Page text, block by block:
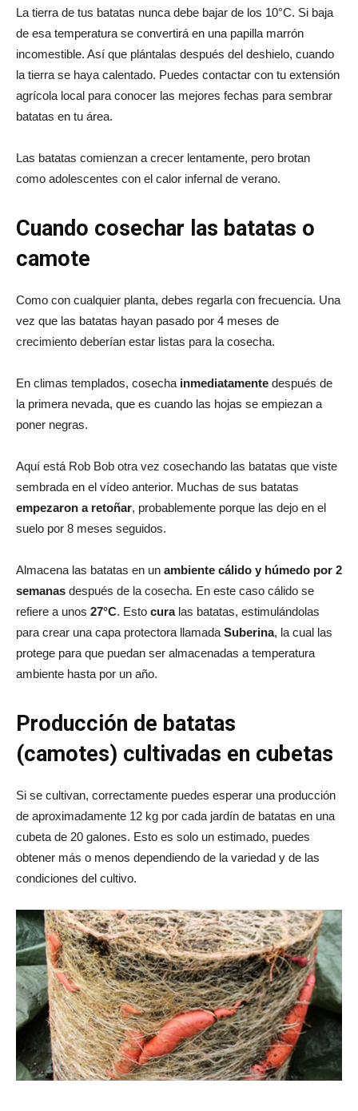
La tierra de tus batatas nunca debe bajar de los 10°C. Si baja
de esa temperatura se convertirá en una papilla marrón
incomestible. Así que plántalas después del deshielo, cuando
la tierra se haya calentado. Puedes contactar con tu extensión
agrícola local para conocer las mejores fechas para sembrar
batatas en tu área.
Las batatas comienzan a crecer lentamente, pero brotan
como adolescentes con el calor infernal de verano.
Cuando cosechar las batatas o
camote
Como con cualquier planta, debes regarla con frecuencia. Una
vez que las batatas hayan pasado por 4 meses de
crecimiento deberían estar listas para la cosecha.
En climas templados, cosecha inmediatamente después de
la primera nevada, que es cuando las hojas se empiezan a
poner negras.
Aquí está Rob Bob otra vez cosechando las batatas que viste
sembrada en el vídeo anterior. Muchas de sus batatas
empezaron a retoñar, probablemente porque las dejo en el
suelo por 8 meses seguidos.
Almacena las batatas en un ambiente cálido y húmedo por 2
semanas después de la cosecha. En este caso cálido se
refiere a unos 27°C. Esto curalas batatas, estimulándolas
para crear una capa protectora llamada Suberina, la cual las
protege para que puedan ser almacenadas a temperatura
ambiente hasta por un año.
Producción de batatas
(camotes) cultivadas en cubetas
Si se cultivan, correctamente puedes esperar una producción
de aproximadamente 12 kg por cada jardín de batatas en una
cubeta de 20 galones. Esto es solo un estimado, puedes
obtener más o menos dependiendo de la variedad y de las
condiciones del cultivo.